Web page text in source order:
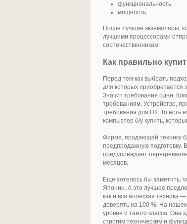
функциональность,
мощность.
После лучшие экземпляры,
лучшими процессорами
соотечественникам.
Как правильно
Перед тем как выбрать
для которых приобретается
Значит требования одни.
требованиям. Устройство,
требования для ПК. То есть
компьютер б/у купить,
Фирме, продающей технику
предпродажную подготовку.
предупреждает
месяцев.
Ещё хотелось бы заметить,
Японии. А это лучшее
как и вся японская техника
доверять на 100 %. На нашем
уровня и такого класса.
строгим техническим и